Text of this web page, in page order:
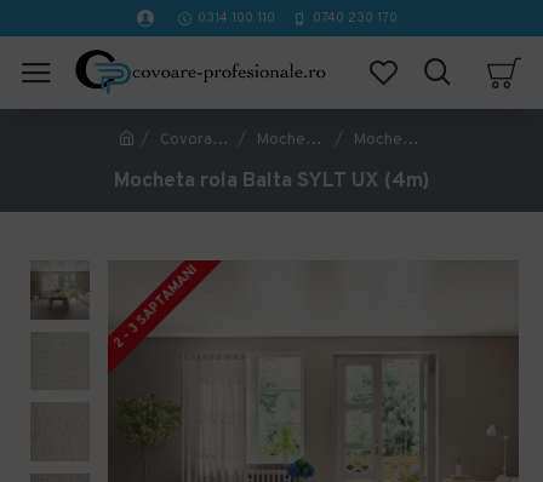
0314 100 110 0740 230 170
Covorase Profesionale Mochete Birou si Horeca Mocheta rola Balta SYLT UX (4m)
Mocheta rola Balta SYLT UX (4m)
2 - 3 SAPTAMANI